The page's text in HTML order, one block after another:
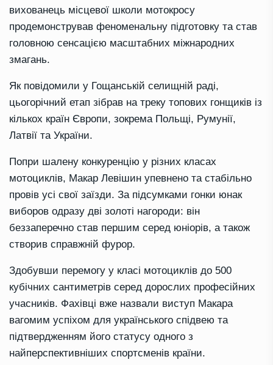
вихованець місцевої школи мотокросу
продемонстрував феноменальну підготовку та став
головною сенсацією масштабних міжнародних
змагань.
Як повідомили у Гощанській селищній раді,
цьогорічний етап зібрав на треку топових гонщиків із
кількох країн Європи, зокрема Польщі, Румунії,
Латвії та України.
Попри шалену конкуренцію у різних класах
мотоциклів, Макар Левішин упевнено та стабільно
провів усі свої заїзди. За підсумками гонки юнак
виборов одразу дві золоті нагороди: він
беззаперечно став першим серед юніорів, а також
створив справжній фурор.
Здобувши перемогу у класі мотоциклів до 500
кубічних сантиметрів серед дорослих професійних
учасників. Фахівці вже назвали виступ Макара
вагомим успіхом для українського спідвею та
підтвердженням його статусу одного з
найперспективніших спортсменів країни.